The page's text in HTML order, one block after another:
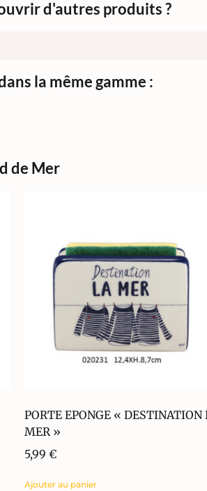
d'autres produits ?
la même gamme :
de Mer
PORTE EPONGE « DESTINATION
MER »
5,99 €
Ajouter au panier